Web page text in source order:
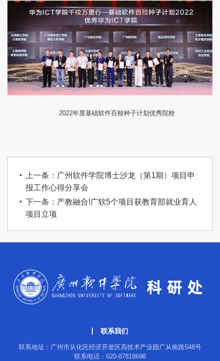
2022年度基础软件百校种子计划优秀院校
上一条：广州软件学院博士沙龙（第1期）项目申
报工作心得分享会
下一条：产教融合!广软5个项目获教育部就业育人
项目立项
联系我们
联系地址：广州市从化区经济开发区高技术产业园广从南路548号
联系电话：020-87818698